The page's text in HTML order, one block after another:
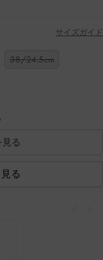
サイズガイド
38/24.5cm
る
る